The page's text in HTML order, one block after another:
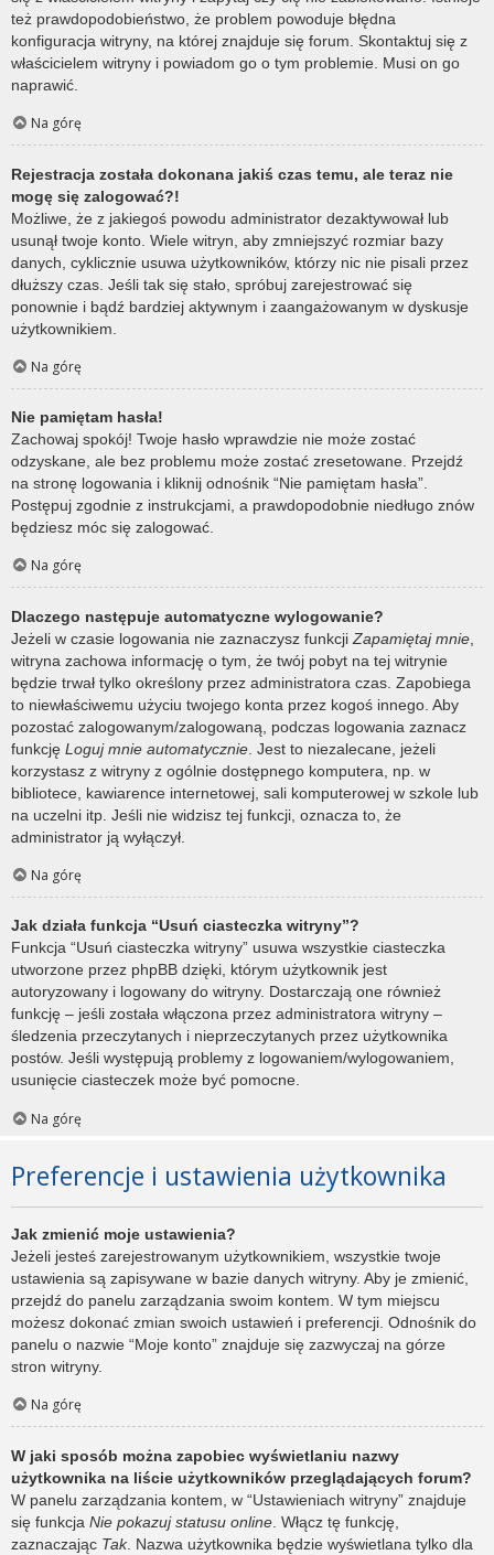
też prawdopodobieństwo, że problem powoduje błędna
konfiguracja witryny, na której znajduje się forum. Skontaktuj się z
właścicielem witryny i powiadom go o tym problemie. Musi on go
naprawić.
Na górę
Rejestracja została dokonana jakiś czas temu, ale teraz nie
mogę się zalogować?!
Możliwe, że z jakiegoś powodu administrator dezaktywował lub
usunął twoje konto. Wiele witryn, aby zmniejszyć rozmiar bazy
danych, cyklicznie usuwa użytkowników, którzy nic nie pisali przez
dłuższy czas. Jeśli tak się stało, spróbuj zarejestrować się
ponownie i bądź bardziej aktywnym i zaangażowanym w dyskusje
użytkownikiem.
Na górę
Nie pamiętam hasła!
Zachowaj spokój! Twoje hasło wprawdzie nie może zostać
odzyskane, ale bez problemu może zostać zresetowane. Przejdź
na stronę logowania i kliknij odnośnik “Nie pamiętam hasła”.
Postępuj zgodnie z instrukcjami, a prawdopodobnie niedługo znów
będziesz móc się zalogować.
Na górę
Dlaczego następuje automatyczne wylogowanie?
Jeżeli w czasie logowania nie zaznaczysz funkcji Zapamiętaj mnie
witryna zachowa informację o tym, że twój pobyt na tej witrynie
będzie trwał tylko określony przez administratora czas. Zapobiega
to niewłaściwemu użyciu twojego konta przez kogoś innego. Aby
pozostać zalogowanym/zalogowaną, podczas logowania zaznacz
funkcję Loguj mnie automatycznie . Jest to niezalecane, jeżeli
korzystasz z witryny z ogólnie dostępnego komputera, np. w
bibliotece, kawiarence internetowej, sali komputerowej w szkole lub
na uczelni itp. Jeśli nie widzisz tej funkcji, oznacza to, że
administrator ją wyłączył.
Na górę
Jak działa funkcja “Usuń ciasteczka witryny”?
Funkcja “Usuń ciasteczka witryny” usuwa wszystkie ciasteczka
utworzone przez phpBB dzięki, którym użytkownik jest
autoryzowany i logowany do witryny. Dostarczają one również
funkcję – jeśli została włączona przez administratora witryny –
śledzenia przeczytanych i nieprzeczytanych przez użytkownika
postów. Jeśli występują problemy z logowaniem/wylogowaniem,
usunięcie ciasteczek może być pomocne.
Na górę
Preferencje i ustawienia użytkownika
Jak zmienić moje ustawienia?
Jeżeli jesteś zarejestrowanym użytkownikiem, wszystkie twoje
ustawienia są zapisywane w bazie danych witryny. Aby je zmienić,
przejdź do panelu zarządzania swoim kontem. W tym miejscu
możesz dokonać zmian swoich ustawień i preferencji. Odnośnik do
panelu o nazwie “Moje konto” znajduje się zazwyczaj na górze
stron witryny.
Na górę
W jaki sposób można zapobiec wyświetlaniu nazwy
użytkownika na liście użytkowników przeglądających forum?
W panelu zarządzania kontem, w “Ustawieniach witryny” znajduje
się funkcja Nie pokazuj statusu online . Włącz tę funkcję,
zaznaczając Tak. Nazwa użytkownika będzie wyświetlana tylko dla